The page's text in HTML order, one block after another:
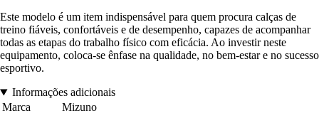
Este modelo é um item indispensável para quem procura calças de
treino fiáveis, confortáveis e de desempenho, capazes de acompanhar
todas as etapas do trabalho físico com eficácia. Ao investir neste
equipamento, coloca-se ênfase na qualidade, no bem-estar e no sucesso
esportivo.
Informações adicionais
Marca
Mizuno